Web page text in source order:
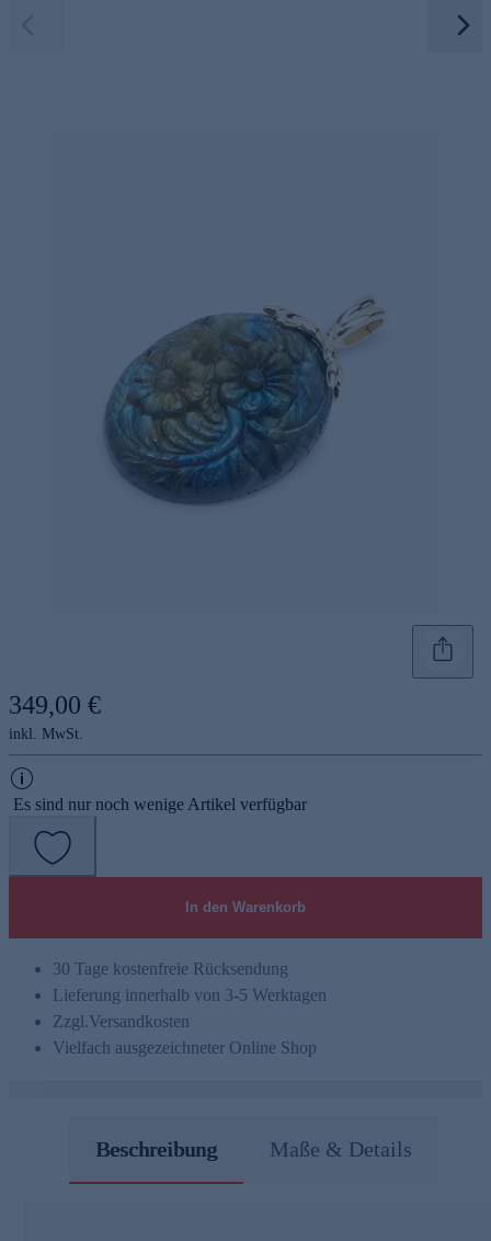
349,00 €
inkl. MwSt.
Es sind nur noch wenige Artikel verfügbar
In den Warenkorb
30 Tage kostenfreie Rücksendung
Lieferung innerhalb von 3-5 Werktagen
Zzgl.Versandkosten
Vielfach ausgezeichneter Online Shop
Beschreibung Maße & Details